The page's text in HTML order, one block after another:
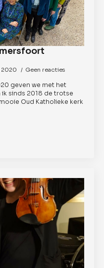
2020 Geen reacties
geven we met het
sinds 2018 de trotse
Oud Katholieke kerk